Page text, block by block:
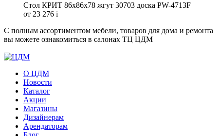
Стол КРИТ 86х86х78 жгут 30703 доска PW-4713F
от 23 276 i
С полным ассортиментом мебели, товаров для дома и ремонта
вы можете ознакомиться в салонах ТЦ ЦДМ
О ЦДМ
Новости
Каталог
Акции
Магазины
Дизайнерам
Арендаторам